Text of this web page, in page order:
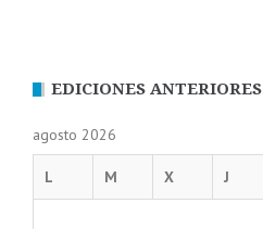
EDICIONES ANTERIORES
agosto 2026
L M X J